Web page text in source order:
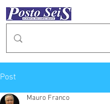
Post
Mauro Franco